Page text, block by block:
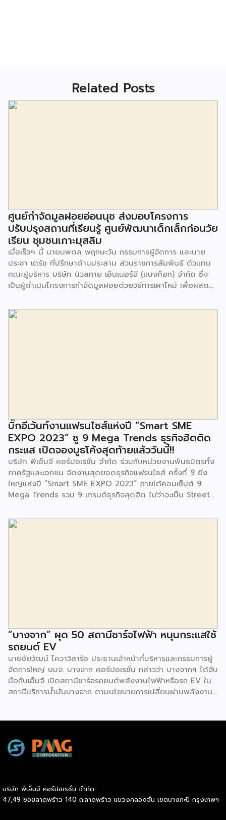
Related Posts
ศูนย์กำจัดมูลฝอยอ่อนนุช ส่งมอบโครงการ
ปรับปรุงสถานที่เรียนรู้ ศูนย์พัฒนาเด็กเล็กก่อนวัย
เรียน ชุมชนเกาะมุสลิม
เมื่อเร็วๆ นี้ นายนพดล พฤกษะวัน กรรมการผู้จัดการ และนาย
ประชา เตรัช ที่ปรึกษาด้านประสาน ส่วนราชการสัมพันธ์ ตัวแทน
คณะผู้บริหาร บริษัท นิวสกาย เอ็นเนอร์จี (แบงค็อก) จํากัด ซึ่ง
เป็นผู้ดำเนินโครงการกำจัดมูลฝอยด้วยวิธีการเผาไหม้ เพื่อผลิต
มูลฝอยอ่อนนุช เป็นประธานในพิธีส่งมอบโครงการปรับปรุงสถาน
ที่เรียนรู้ ศูนย์พัฒนาเด็กเล็ก ก่อนวัยเรียน ชุมชนเกาะมุสลิม แขวง
จนประชาชนในชุมชนและพื้นที่ใกล้เคียง รวมถึงคณะครู ผู้ปกครอง
และนักเรียนจากศูนย์พัฒนาเด็กเล็กก่อนวัยเรียน ชุมชนเกาะมุสลิม
ร่วมเป็นเกียรติในพิธีดังกล่าว โครงการกำจัดมูลฝอยด้วยวิธีการ
เผาไหม้ฯ ยังมีกิจกรรมเพื่อสังคมหรือ CSR อื่นๆ อีกมากมาย กับ
ชุมชนรอบๆ พื้นที่โครงการอย่างต่อเนื่อง อาทิ การลงพื้นที่
ประชาสัมพันธ์ […]
บิ๊กอีเว้นท์งานแฟรนไชส์แห่งปี “Smart SME
EXPO 2023” ชู 9 Mega Trends ธุรกิจฮิตติด
กระแส เปิดจองบูธโค้งสุดท้ายแล้ววันนี้!!
บริษัท พีเอ็มจี คอร์ปอเรชั่น จำกัด ร่วมกับหน่วยงานพันธมิตรทั้ง
ภาครัฐและเอกชน จัดงานสุดยอดธุรกิจแฟรนไชส์ ครั้งที่ 9 ยิ่ง
ใหญ่แห่งปี “Smart SME EXPO 2023” ภายใต้คอนเซ็ปต์ 9
Mega Trends รวม 9 เทรนด์ธุรกิจสุดฮิต ไม่ว่าจะเป็น Street
Trends, Coffee & Beverage Trends, Education Trends,
Health & Wellness Trends, E-Commerce Trends,
“บางจาก” ผุด 50 สถานีชาร์จไฟฟ้า หนุนกระแสใช้
รถยนต์ EV
นายชัยวัฒน์ โควาวิสารัช ประธานเจ้าหน้าที่บริหารและกรรมการผู้
จัดการใหญ่ บมจ. บางจาก คอร์ปอเรชั่น กล่าวว่า บางจากฯ ได้จับ
มือกับเอ็มจี เปิดสถานีชาร์จรถยนต์พลังงานไฟฟ้าหรือรถ EV ใน
สถานีบริการน้ำมันบางจาก ตามนโยบายการเปลี่ยนผ่านพลังงาน
สถานีบริการน้ำมันบางจากมีสถานีชาร์จรถ EV ทั้งในกรุงเทพฯ
และต่างจังหวัด ครอบคลุมทั่วประเทศ .โดยความร่วมมือครั้งนี้
สถานีชาร์จรถยนต์ไฟฟ้า “MG Super Charge” ในสถานีบริการ
น้ำมันบางจาก ครอบคลุมทั้งในเขตกรุงเทพฯ นนทบุรีและ
บริษัท พีเอ็มจี คอร์ปอเรชั่น จำกัด
47,49 ซอยลาดพร้าว 140 ถ.ลาดพร้าว แขวงคลองจั่น เขตบางกะปิ กรุงเทพฯ